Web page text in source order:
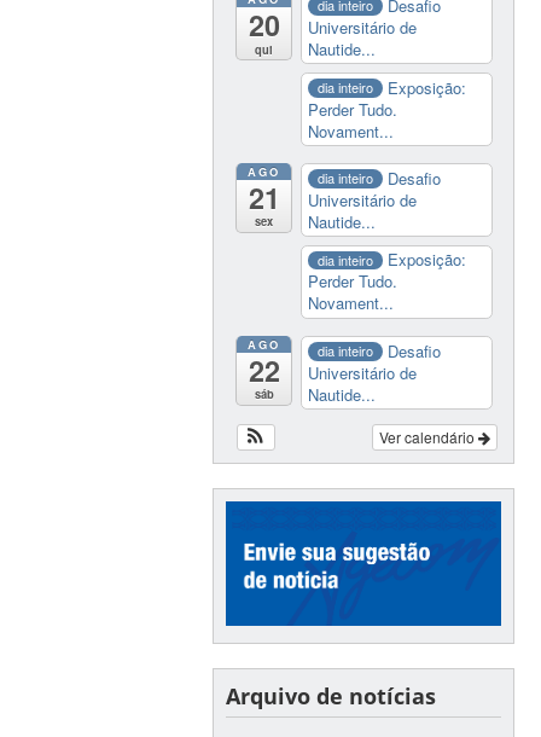
20
qui
dia inteiro
Desafio
Universitário de
Nautide...
dia inteiro
Exposição:
Perder Tudo.
Novament...
AGO
21
sex
dia inteiro
Desafio
Universitário de
Nautide...
dia inteiro
Exposição:
Perder Tudo.
Novament...
AGO
22
sáb
dia inteiro
Desafio
Universitário de
Nautide...
Ver calendário
Arquivo de notícias